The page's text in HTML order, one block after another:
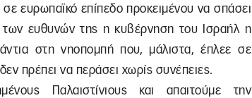
ευρωπαϊκό επίπεδο προκειμένου να σπάσει
ευθυνών της η κυβέρνηση του Ισραήλ η
στη νηοπομπή που, μάλιστα, έπλεε σε
πρέπει να περάσει χωρίς συνέπειες.
Παλαιστίνιους και απαιτούμε την